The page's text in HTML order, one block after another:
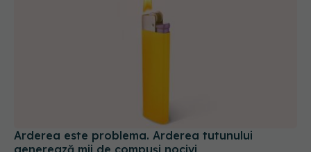
Arderea este problema. Arderea tutunului
generează mii de compuși nocivi